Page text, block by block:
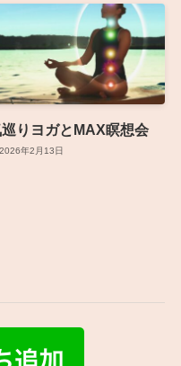
りヨガとMAX瞑想会
2026年2月13日